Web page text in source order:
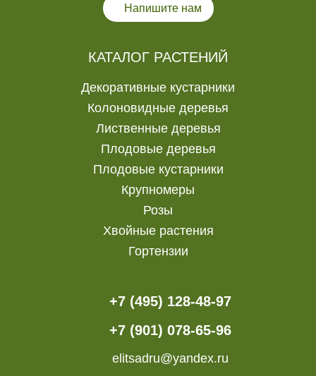
Напишите нам
КАТАЛОГ РАСТЕНИЙ
Декоративные кустарники
Колоновидные деревья
Лиственные деревья
Плодовые деревья
Плодовые кустарники
Крупномеры
Розы
Хвойные растения
Гортензии
+7 (495) 128-48-97
+7 (901) 078-65-96
elitsadru@yandex.ru